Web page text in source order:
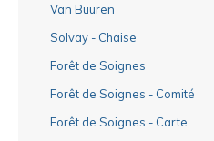
Van Buuren
Solvay - Chaise
Forêt de Soignes
Forêt de Soignes - Comité
Forêt de Soignes - Carte